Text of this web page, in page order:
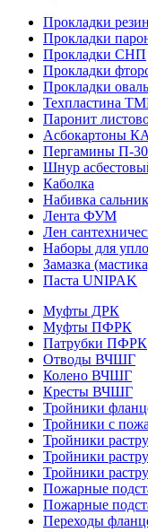
Прокладки
Прокладки
Прокладки СНП
Прокладки
Прокладки
Техпластина
Паронит
Асбокартоны
Пергамины П-
Шнур
Каболка
Набивка
Лента ФУМ
Лен
Наборы для
Замазка
Паста UNIPAK
Муфты ДРК
Муфты ПФРК
Патрубки ПФРК
Отводы ВЧШГ
Колено ВЧШГ
Кресты ВЧШГ
Тройники
Тройники с
Тройники
Тройники
Тройники
Пожарные
Пожарные
Переходы